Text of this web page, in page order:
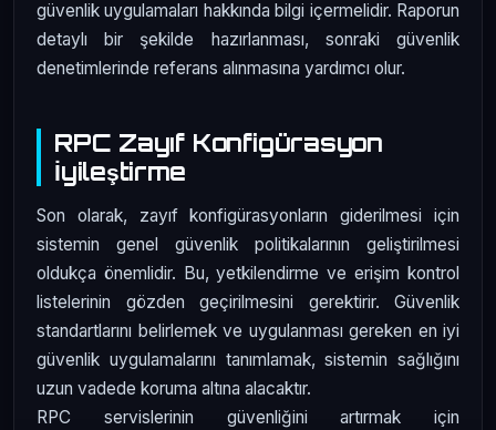
güvenlik uygulamaları hakkında bilgi içermelidir. Raporun
detaylı bir şekilde hazırlanması, sonraki güvenlik
denetimlerinde referans alınmasına yardımcı olur.
RPC Zayıf Konfigürasyon
İyileştirme
Son olarak, zayıf konfigürasyonların giderilmesi için
sistemin genel güvenlik politikalarının geliştirilmesi
oldukça önemlidir. Bu, yetkilendirme ve erişim kontrol
listelerinin gözden geçirilmesini gerektirir. Güvenlik
standartlarını belirlemek ve uygulanması gereken en iyi
güvenlik uygulamalarını tanımlamak, sistemin sağlığını
uzun vadede koruma altına alacaktır.
RPC servislerinin güvenliğini artırmak için